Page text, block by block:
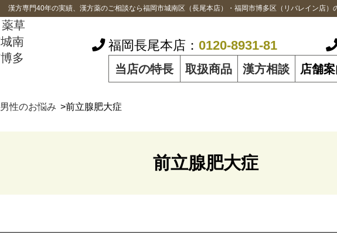
漢方専門40年の実績、漢方薬のご相談なら福岡市城南区（長尾本店）・福岡市博多区（リバレイン店）
福岡長尾本店： 0120-8931-81
当店の特長 取扱商品 漢方相談 店舗
男性のお悩み >前立腺肥大症
前立腺肥大症